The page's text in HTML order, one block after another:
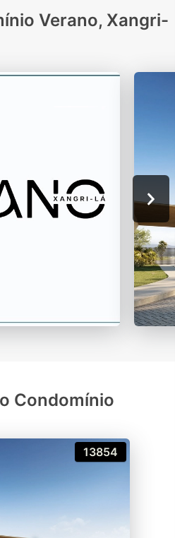
Verano, Xangri-
Condomínio
13854